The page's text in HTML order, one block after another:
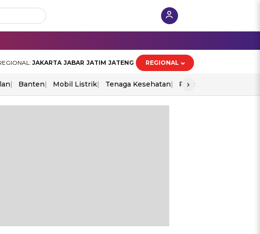
JAKARTA JABAR JATIM JATENG REGIONAL
Banten Mobil Listrik Tenaga Kesehatan Piala Aff 2026
›